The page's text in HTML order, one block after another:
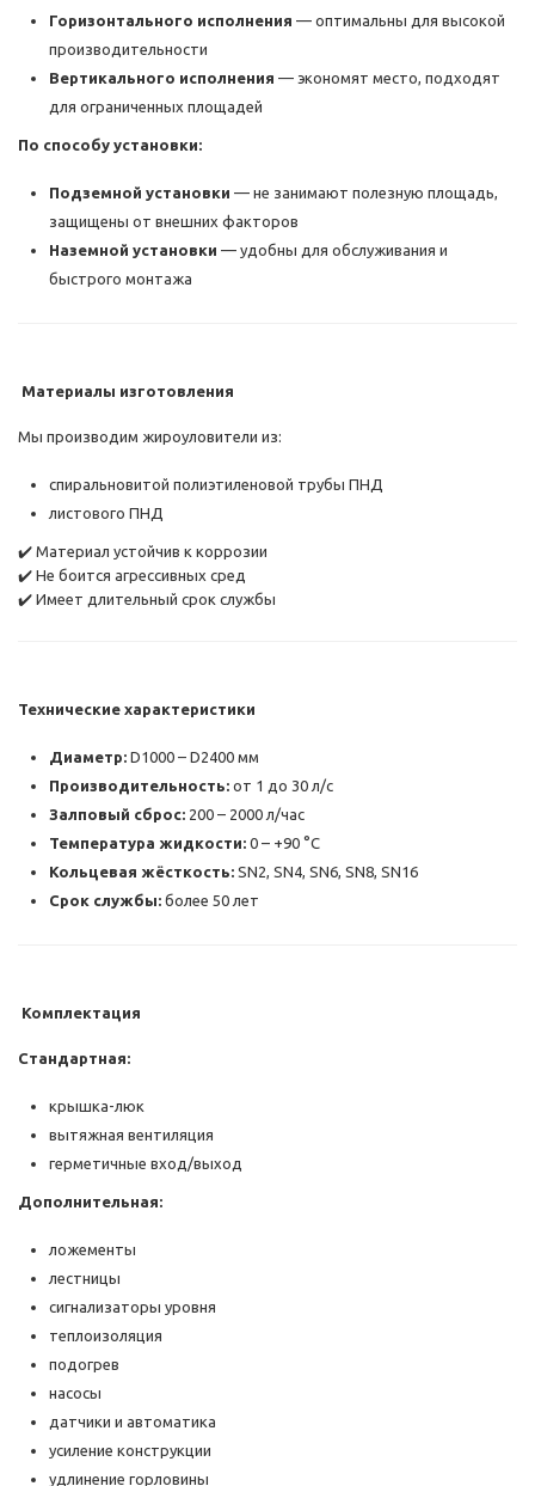
Горизонтального исполнения — оптимальны для высокой
производительности
Вертикального исполнения — экономят место, подходят
для ограниченных площадей
По способу установки:
Подземной установки — не занимают полезную площадь,
защищены от внешних факторов
Наземной установки — удобны для обслуживания и
быстрого монтажа
Материалы изготовления
Мы производим жироуловители из:
спиральновитой полиэтиленовой трубы ПНД
листового ПНД
✔️ Материал устойчив к коррозии
✔️ Не боится агрессивных сред
✔️ Имеет длительный срок службы
Технические характеристики
Диаметр: D1000 – D2400 мм
Производительность: от 1 до 30 л/с
Залповый сброс: 200 – 2000 л/час
Температура жидкости: 0 – +90 °C
Кольцевая жёсткость: SN2, SN4, SN6, SN8, SN16
Срок службы: более 50 лет
Комплектация
Стандартная:
крышка-люк
вытяжная вентиляция
герметичные вход/выход
Дополнительная:
ложементы
лестницы
сигнализаторы уровня
теплоизоляция
подогрев
насосы
датчики и автоматика
усиление конструкции
удлинение горловины